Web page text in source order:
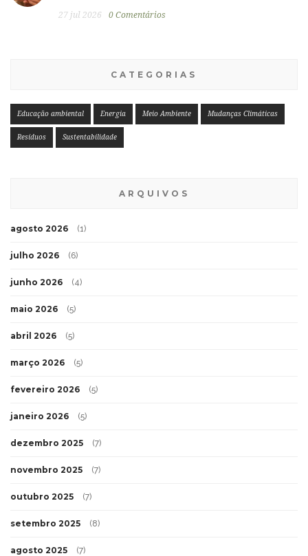
27 jul 2026 0 Comentários
CATEGORIAS
Educação ambiental Energia Meio Ambiente Mudanças Climáticas
Resíduos Sustentabilidade
ARQUIVOS
agosto 2026 (1)
julho 2026 (6)
junho 2026 (4)
maio 2026 (5)
abril 2026 (5)
março 2026 (5)
fevereiro 2026 (5)
janeiro 2026 (5)
dezembro 2025 (7)
novembro 2025 (7)
outubro 2025 (7)
setembro 2025 (8)
agosto 2025 (7)